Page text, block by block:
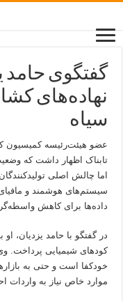
گفتگوی حامد
نهاده‌های
سیاه
عضو هیئت‌رئیسه کمیسیون
تابناک اظهار داشت که
اما چالش اصلی
سیستم‌های هوشمند و
داده‌ها برای کاهش
در گفتگو با حامد یزدیان،
کودهای شیمیایی پرداخت.
خودکفا است و حتی به
موارد خاص نیاز به